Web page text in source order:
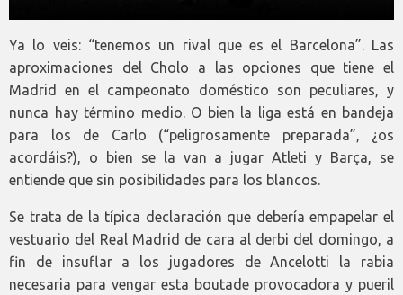
Ya lo veis: “tenemos un rival que es el Barcelona”. Las
aproximaciones del Cholo a las opciones que tiene el
Madrid en el campeonato doméstico son peculiares, y
nunca hay término medio. O bien la liga está en bandeja
para los de Carlo (“peligrosamente preparada”, ¿os
acordáis?), o bien se la van a jugar Atleti y Barça, se
entiende que sin posibilidades para los blancos.
Se trata de la típica declaración que debería empapelar el
vestuario del Real Madrid de cara al derbi del domingo, a
fin de insuflar a los jugadores de Ancelotti la rabia
necesaria para vengar esta boutade provocadora y pueril